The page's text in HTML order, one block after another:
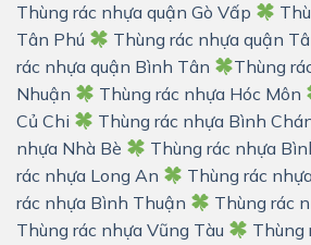
Thùng rác nhựa quận Gò Vấp
Tân Phú
Thùng rác nhựa quận
rác nhựa quận Bình Tân
Thùng
Nhuận
Thùng rác nhựa Hóc Môn
Củ Chi
Thùng rác nhựa Bình
nhựa Nhà Bè
Thùng rác nhựa
rác nhựa Long An
Thùng rác
rác nhựa Bình Thuận
Thùng rác
Thùng rác nhựa Vũng Tàu
Thùng